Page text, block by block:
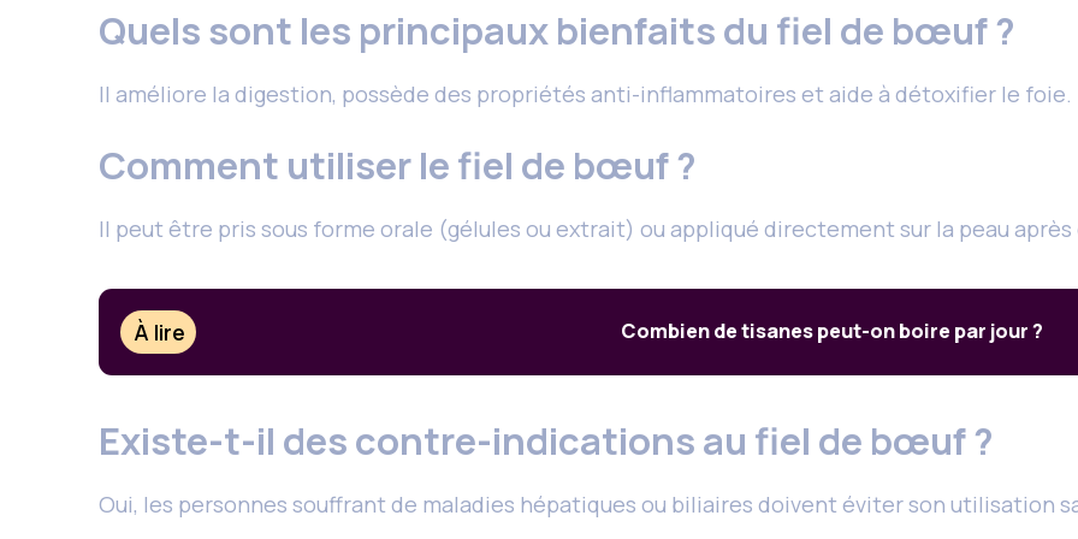
Quels sont les principaux bienfaits du fiel de bœuf ?
Il améliore la digestion, possède des propriétés anti-inflammatoires et aide à détoxifier le foie.
Comment utiliser le fiel de bœuf ?
Il peut être pris sous forme orale (gélules ou extrait) ou appliqué directement sur la peau
À lire Combien de tisanes peut-on boire par jour ?
Existe-t-il des contre-indications au fiel de bœuf ?
Oui, les personnes souffrant de maladies hépatiques ou biliaires doivent éviter son utilisation